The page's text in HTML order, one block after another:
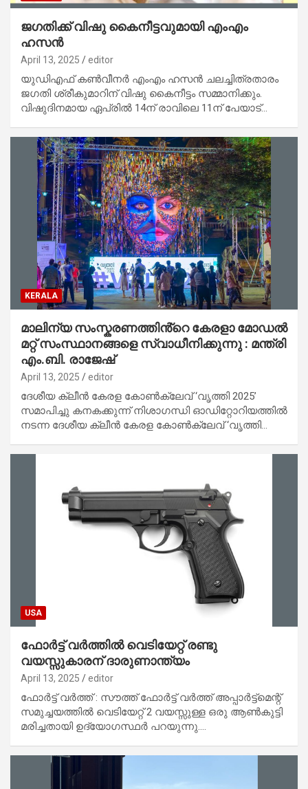
ജഗതിക്ക് വിഷു കൈനീട്ടവുമായി എംഎം
ഹസന്‍
April 13, 2025 editor
യുഡിഎഫ് കണ്‍വീനര്‍ എംഎം ഹസന്‍ ചലച്ചിത്രതാരം
ജഗതി ശ്രീകുമാറിന് വിഷു കൈനീട്ടം സമ്മാനിക്കും.
വിഷുദിനമായ ഏപ്രില്‍ 14ന് രാവിലെ 11ന് പേയാട്…
KERALA
മാലിന്യ സംസ്കരണത്തിൻ്റെ കേരളാ മോഡൽ
മറ്റ് സംസ്ഥാനങ്ങളെ സ്വാധീനിക്കുന്നു : മന്ത്രി
എം.ബി. രാജേഷ്
April 13, 2025 editor
ദേശീയ ക്ലീൻ കേരള കോൺക്ലേവ് ‘വൃത്തി 2025’
സമാപിച്ചു കനകക്കുന്ന് നിശാഗന്ധി ഓഡിറ്റോറിയത്തിൽ
നടന്ന ദേശീയ ക്ലീൻ കേരള കോൺക്ലേവ് ‘വൃത്തി…
USA
ഫോർട്ട് വർത്തിൽ വെടിയേറ്റ് രണ്ടു
വയസ്സുകാരന് ദാരുണാന്ത്യം
April 13, 2025 editor
ഫോർട്ട് വർത്ത് : സൗത്ത് ഫോർട്ട് വർത്ത് അപ്പാർട്ട്മെന്റ്
സമുച്ചയത്തിൽ വെടിയേറ്റ് 2 വയസ്സുള്ള ഒരു ആൺകുട്ടി
മരിച്ചതായി ഉദ്യോഗസ്ഥർ പറയുന്നു.…